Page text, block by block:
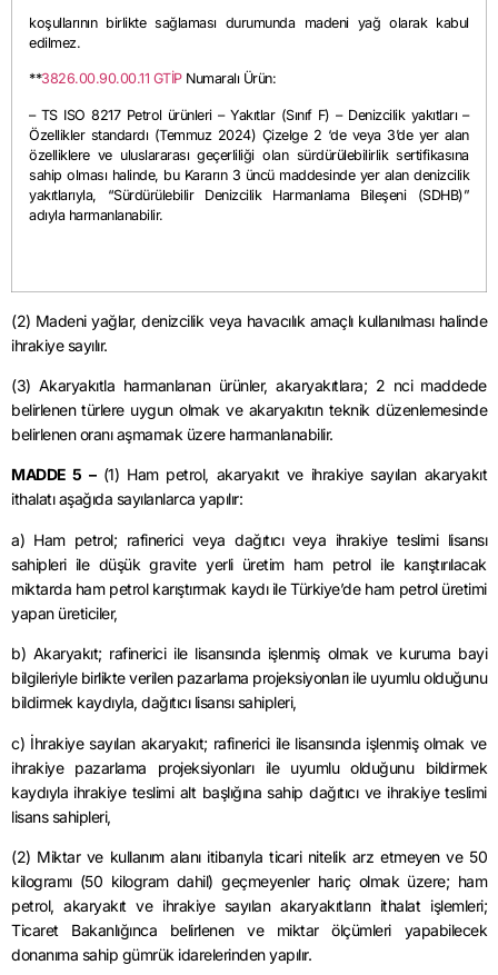
koşullarının birlikte sağlaması durumunda madeni yağ olarak kabul
edilmez.
**3826.00.90.00.11 GTİPNumaralı Ürün:
– TS ISO 8217 Petrol ürünleri – Yakıtlar (Sınıf F) – Denizcilik yakıtları –
Özellikler standardı (Temmuz 2024) Çizelge 2 ‘de veya 3’de yer alan
özelliklere ve uluslararası geçerliliği olan sürdürülebilirlik sertifikasına
sahip olması halinde, bu Kararın 3 üncü maddesinde yer alan denizcilik
yakıtlarıyla, “Sürdürülebilir Denizcilik Harmanlama Bileşeni (SDHB)”
adıyla harmanlanabilir.
(2) Madeni yağlar, denizcilik veya havacılık amaçlı kullanılması halinde
ihrakiye sayılır.
(3) Akaryakıtla harmanlanan ürünler, akaryakıtlara; 2 nci maddede
belirlenen türlere uygun olmak ve akaryakıtın teknik düzenlemesinde
belirlenen oranı aşmamak üzere harmanlanabilir.
MADDE 5 –(1) Ham petrol, akaryakıt ve ihrakiye sayılan akaryakıt
ithalatı aşağıda sayılanlarca yapılır:
a) Ham petrol; rafinerici veya dağıtıcı veya ihrakiye teslimi lisansı
sahipleri ile düşük gravite yerli üretim ham petrol ile karıştırılacak
miktarda ham petrol karıştırmak kaydı ile Türkiye’de ham petrol üretimi
yapan üreticiler,
b) Akaryakıt; rafinerici ile lisansında işlenmiş olmak ve kuruma bayi
bilgileriyle birlikte verilen pazarlama projeksiyonları ile uyumlu olduğunu
bildirmek kaydıyla, dağıtıcı lisansı sahipleri,
c) İhrakiye sayılan akaryakıt; rafinerici ile lisansında işlenmiş olmak ve
ihrakiye pazarlama projeksiyonları ile uyumlu olduğunu bildirmek
kaydıyla ihrakiye teslimi alt başlığına sahip dağıtıcı ve ihrakiye teslimi
lisans sahipleri,
(2) Miktar ve kullanım alanı itibarıyla ticari nitelik arz etmeyen ve 50
kilogramı (50 kilogram dahil) geçmeyenler hariç olmak üzere; ham
petrol, akaryakıt ve ihrakiye sayılan akaryakıtların ithalat işlemleri;
Ticaret Bakanlığınca belirlenen ve miktar ölçümleri yapabilecek
donanıma sahip gümrük idarelerinden yapılır.